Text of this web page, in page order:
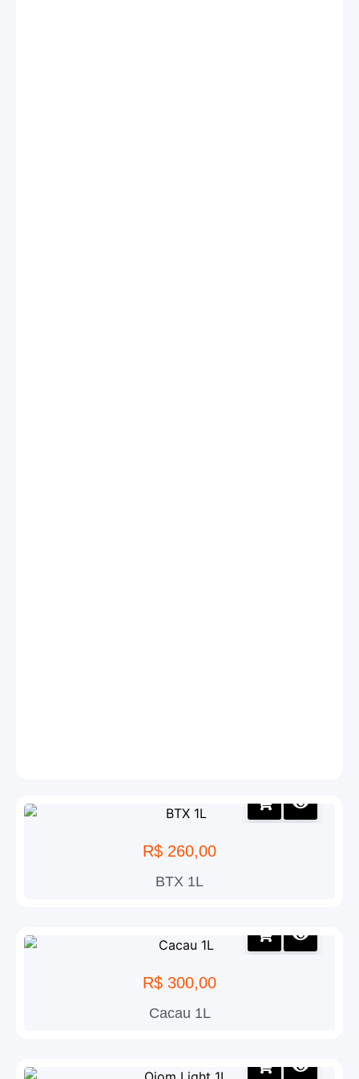
R$ 260,00
BTX 1L
R$ 300,00
Cacau 1L